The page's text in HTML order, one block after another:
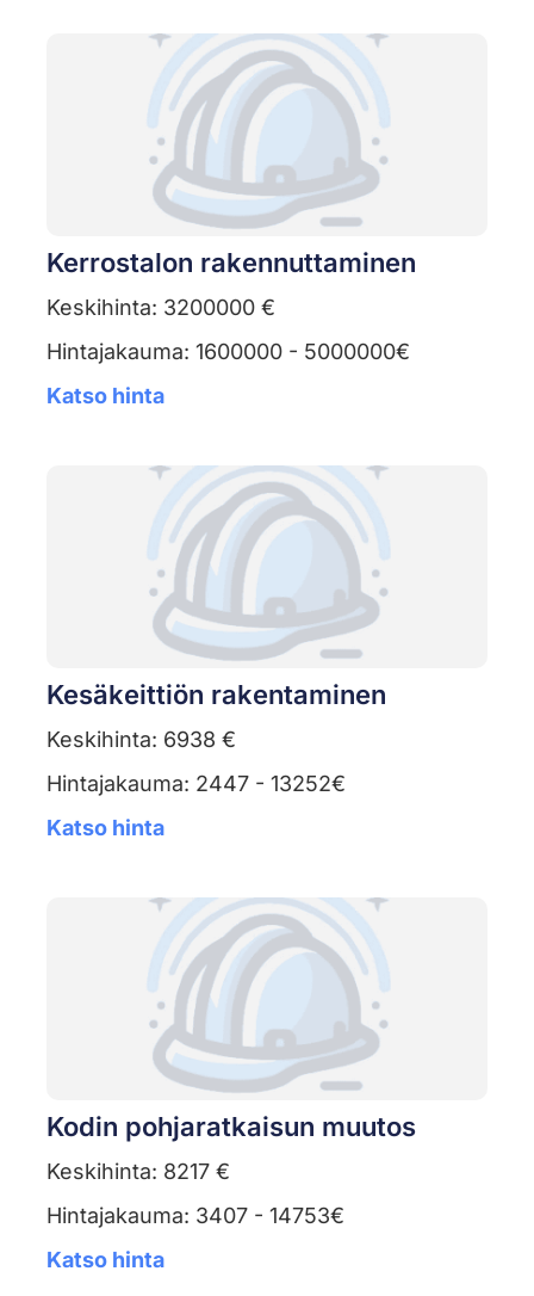
Kerrostalon rakennuttaminen
Keskihinta: 3200000 €
Hintajakauma: 1600000 - 5000000€
Katso hinta
Kesäkeittiön rakentaminen
Keskihinta: 6938 €
Hintajakauma: 2447 - 13252€
Katso hinta
Kodin pohjaratkaisun muutos
Keskihinta: 8217 €
Hintajakauma: 3407 - 14753€
Katso hinta